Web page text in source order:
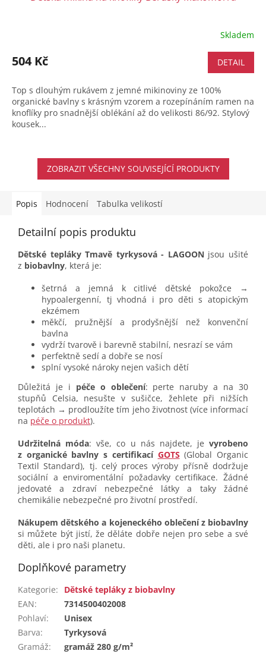
Skladem
504 Kč DETAIL
Top s dlouhým rukávem z jemné mikinoviny ze 100%
organické bavlny s krásným vzorem a rozepínáním ramen na
knoflíky pro snadnější oblékání až do velikosti 86/92. Stylový
kousek...
ZOBRAZIT VŠECHNY SOUVISEJÍCÍ PRODUKTY
Popis Hodnocení Tabulka velikostí
Detailní popis produktu
Dětské tepláky Tmavě tyrkysová - LAGOON jsou ušité
z biobavlny, která je:
šetrná a jemná k citlivé dětské pokožce →
hypoalergenní, tj vhodná i pro děti s atopickým
ekzémem
měkčí, pružnější a prodyšnější než konvenční
bavlna
vydrží tvarově i barevně stabilní, nesrazí se vám
perfektně sedí a dobře se nosí
splní vysoké nároky nejen vašich dětí
Důležitá je i péče o oblečení: perte naruby a na 30
stupňů Celsia, nesušte v sušičce, žehlete při nižších
teplotách → prodloužíte tím jeho životnost (více informací
na péče o produkt).
Udržitelná móda: vše, co u nás najdete, je vyrobeno
z organické bavlny s certifikací GOTS (Global Organic
Textil Standard), tj. celý proces výroby přísně dodržuje
sociální a enviromentální požadavky certifikace. Žádné
jedovaté a zdraví nebezpečné látky a taky žádné
chemikálie nebezpečné pro životní prostředí.
Nákupem dětského a kojeneckého oblečení z biobavlny
si můžete být jistí, že děláte dobře nejen pro sebe a své
děti, ale i pro naši planetu.
Doplňkové parametry
Kategorie:
Dětské tepláky z biobavlny
EAN:
7314500402008
Pohlaví:
Unisex
Barva:
Tyrkysová
Gramáž:
gramáž 280 g/m²